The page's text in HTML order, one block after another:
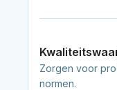
Zorgen voor
normen.